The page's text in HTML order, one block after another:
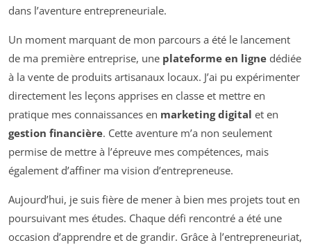
dans l’aventure entrepreneuriale.
Un moment marquant de mon parcours a été le lancement
de ma première entreprise, une plateforme en ligne dédiée
à la vente de produits artisanaux locaux. J’ai pu expérimenter
directement les leçons apprises en classe et mettre en
pratique mes connaissances en marketing digital et en
gestion financière. Cette aventure m’a non seulement
permise de mettre à l’épreuve mes compétences, mais
également d’affiner ma vision d’entrepreneuse.
Aujourd’hui, je suis fière de mener à bien mes projets tout en
poursuivant mes études. Chaque défi rencontré a été une
occasion d’apprendre et de grandir. Grâce à l’entrepreneuriat,